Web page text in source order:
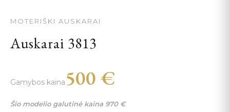
MOTERIŠKI AUSKARAI
Auskarai 3813
Gamybos kaina 500 €
Šio modelio galutinė kaina 970 €